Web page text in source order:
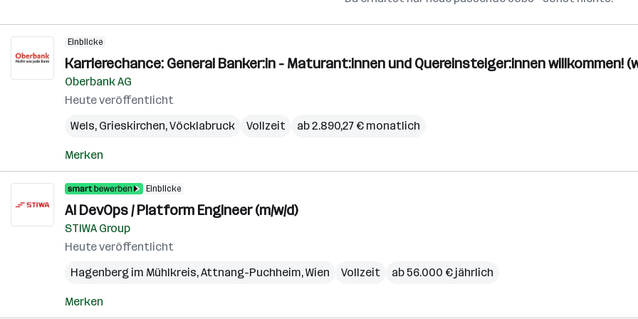
Einblicke
Karrierechance: General Banker:in - Maturant:innen und Quereinsteiger:innen willkommen!
Oberbank AG
Heute veröffentlicht
Wels, Grieskirchen,Vöcklabruck Vollzeit ab 2.890,27 € monatlich
Merken
Einblicke
AI DevOps / Platform Engineer (m/w/d)
STIWA Group
Heute veröffentlicht
Hagenberg im Mühlkreis,Attnang-Puchheim,Wien Vollzeit ab 56.000 € jährlich
Merken